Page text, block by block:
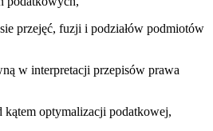
przejęć, fuzji i podziałów podmiotów
w interpretacji przepisów prawa
kątem optymalizacji podatkowej,